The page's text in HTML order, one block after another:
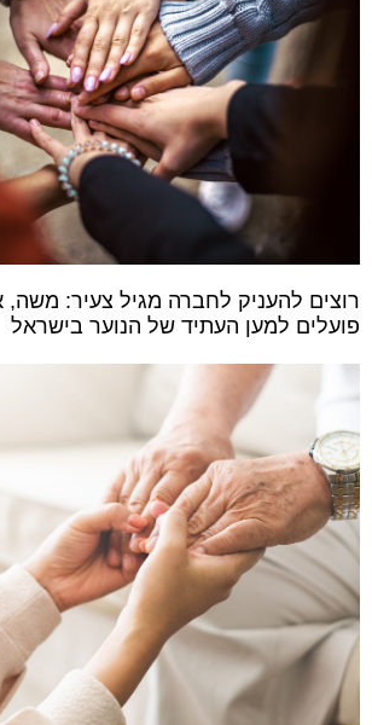
רוצים להעניק לחברה מגיל צעיר: משה,
פועלים למען העתיד של הנוער בישראל